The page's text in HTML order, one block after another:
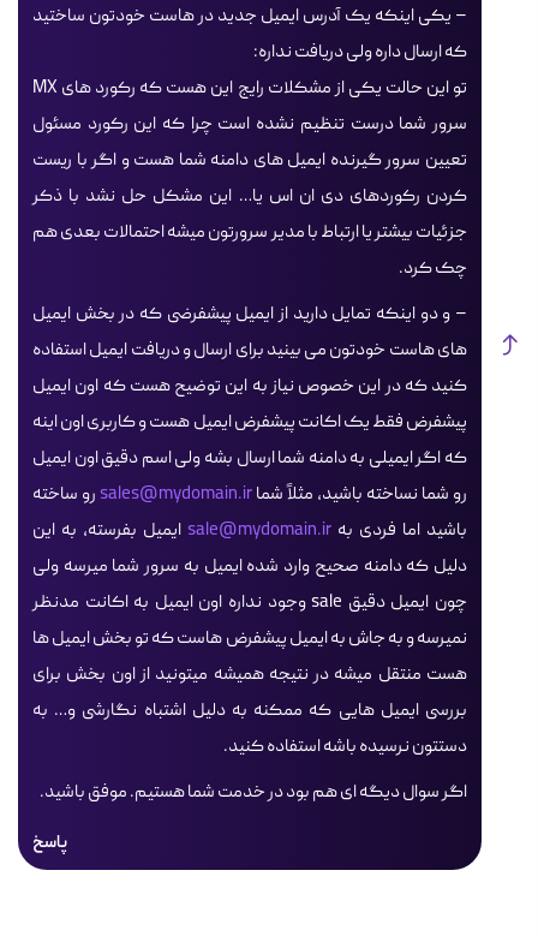
– یکی اینکه یک آدرس ایمیل جدید در هاست خودتون ساختید
که ارسال داره ولی دریافت نداره:
تو این حالت یکی از مشکلات رایج این هست که رکورد های MX
سرور شما درست تنظیم نشده است چرا که این رکورد مسئول
تعیین سرور گیرنده ایمیل های دامنه شما هست و اگر با ریست
کردن رکوردهای دی ان اس یا… این مشکل حل نشد با ذکر
جزئیات بیشتر یا ارتباط با مدیر سرورتون میشه احتمالات بعدی هم
چک کرد.
– و دو اینکه تمایل دارید از ایمیل پیشفرضی که در بخش ایمیل
های هاست خودتون می بینید برای ارسال و دریافت ایمیل استفاده
کنید که در این خصوص نیاز به این توضیح هست که اون ایمیل
پیشفرض فقط یک اکانت پیشفرض ایمیل هست و کاربری اون اینه
که اگر ایمیلی به دامنه شما ارسال بشه ولی اسم دقیق اون ایمیل
رو شما نساخته باشید، مثلاً شماsales@mydomain.irرو ساخته
باشید اما فردی به sale@mydomain.ir ایمیل بفرسته، به این
دلیل که دامنه صحیح وارد شده ایمیل به سرور شما میرسه ولی
چون ایمیل دقیق sale وجود نداره اون ایمیل به اکانت مدنظر
نمیرسه و به جاش به ایمیل پیشفرض هاست که تو بخش ایمیل ها
هست منتقل میشه در نتیجه همیشه میتونید از اون بخش برای
بررسی ایمیل هایی که ممکنه به دلیل اشتباه نگارشی و… به
دستتون نرسیده باشه استفاده کنید.
اگر سوال دیگه ای هم بود در خدمت شما هستیم. موفق باشید.
پاسخ